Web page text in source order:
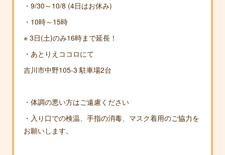
・9/30～10/8 (4日はお休み)
・10時～15時
※ 3日(土)のみ16時まで延長！
・あとりえココロにて
吉川市中野105-3 駐車場2台
・体調の悪い方はご遠慮ください
・入り口での検温、手指の消毒、マスク着用のご協力を
お願いします。